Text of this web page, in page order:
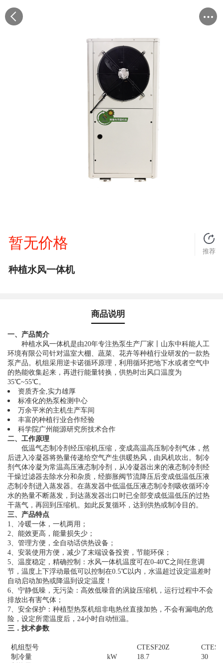
暂无价格
推荐
种植水风一体机
商品说明
一、产品简介
种植水风一体机是由20年专注热泵生产厂家丨山东中科能人工
环境有限公司针对温室大棚、蔬菜、花卉等种植行业研发的一款热
泵产品。机组采用逆卡诺循环原理，利用循环把地下水或者空气中
的热能收集起来，再进行能量转换，供热时出风口温度为
35℃~55℃。
资质齐全,实力雄厚
标准化的热泵检测中心
万余平米的主机生产车间
丰富的种植行业合作经验
科学院广州能源研究所技术合作
二、工作原理
低温气态制冷剂经压缩机压缩，变成高温高压制冷剂气体，然
后进入冷凝器将热量传递给空气产生供暖热风，由风机吹出。制冷
剂气体冷凝为常温高压液态制冷剂，从冷凝器出来的液态制冷剂经
干燥过滤器去除水分和杂质，经膨胀阀节流降压后变成低温低压液
态制冷剂进入蒸发器。在蒸发器中低温低压液态制冷剂吸收循环冷
水的热量不断蒸发，到达蒸发器出口时已全部变成低温低压的过热
干蒸气，再回到压缩机。如此反复循环，达到供热或制冷目的。
三、产品特点
1、冷暖一体，一机两用；
2、能效更高，能量损失少；
3、管理方便，全自动话供热设备；
4、安装使用方便，减少了末端设备投资，节能环保；
5、温度稳定，精确控制：水风一体机温度可在0-40℃之间任意调
节，温度上下浮动最低可以控制在0.5℃以内，水温超过设定温差时
自动启动加热或降温到设定温度！
6、宁静低噪，无污染：高效低噪音的涡旋压缩机，运行过程中不会
排放出有害气体；
7、安全保护：种植型热泵机组非电热丝直接加热，不会有漏电的危
险，设定所需温度后，24小时自动恒温。
三．技术参数
机组型号 CTESF20Z
制冷量
kW 18.7
30